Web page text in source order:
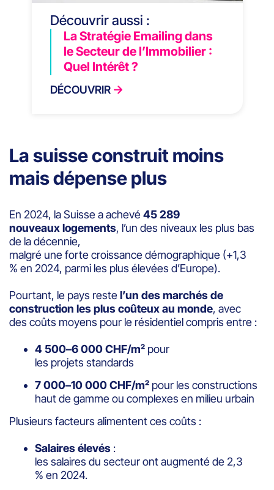
Découvrir aussi :
La Stratégie Emailing dans
le Secteur de l’Immobilier :
Quel Intérêt ?
DÉCOUVRIR
La suisse construit moins
mais dépense plus
En 2024, la Suisse a achevé45 289
nouveaux logements, l’un des niveaux les plus bas
de la décennie,
malgré une forte croissance démographique (+1,3
% en 2024, parmi les plus élevées d’Europe).
Pourtant, le pays restel’un des marchés de
construction les plus coûteux au monde, avec
des coûts moyens pour le résidentiel compris entre :
4 500–6 000 CHF/m² pour
les projets standards
7 000–10 000 CHF/m² pour les constructions
haut de gamme ou complexes en milieu urbain
Plusieurs facteurs alimentent ces coûts :
Salaires élevés :
les salaires du secteur ont augmenté de 2,3
% en 2024.